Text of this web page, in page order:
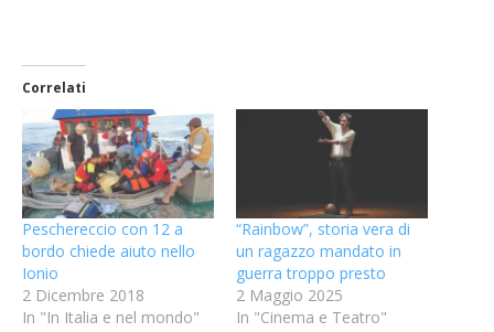
Correlati
Peschereccio con 12 a
bordo chiede aiuto nello
Ionio
2 Dicembre 2018
In "In Italia e nel mondo"
“Rainbow”, storia vera di
un ragazzo mandato in
guerra troppo presto
2 Maggio 2025
In "Cinema e Teatro"